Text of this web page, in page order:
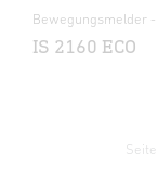
Bewegungsmelder
IS 2160 ECO
Seite